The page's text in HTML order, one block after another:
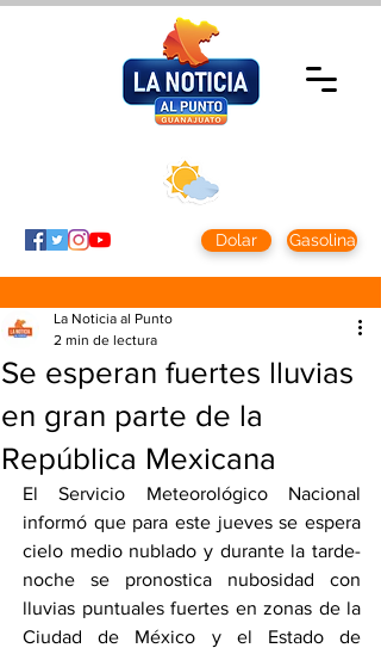
Dolar Gasolina
Se esperan fuertes lluvias
en gran parte de la
República Mexicana
La Noticia al Punto
2 min de lectura
El Servicio Meteorológico Nacional
informó que para este jueves se espera
cielo medio nublado y durante la tarde-
noche se pronostica nubosidad con
lluvias puntuales fuertes en zonas de la
Ciudad de México y el Estado de